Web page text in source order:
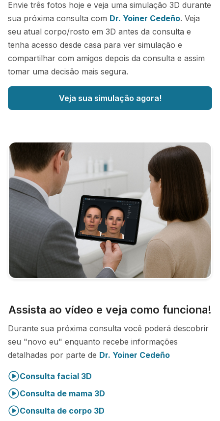
Envie três fotos hoje e veja uma simulação 3D durante
sua próxima consulta com Dr. Yoiner Cedeño. Veja
seu atual corpo/rosto em 3D antes da consulta e
tenha acesso desde casa para ver simulação e
compartilhar com amigos depois da consulta e assim
tomar uma decisão mais segura.
Veja sua simulação agora!
Assista ao vídeo e veja como funciona!
Durante sua próxima consulta você poderá descobrir
seu "novo eu" enquanto recebe informações
detalhadas por parte de Dr. Yoiner Cedeño
Consulta facial 3D
Consulta de mama 3D
Consulta de corpo 3D